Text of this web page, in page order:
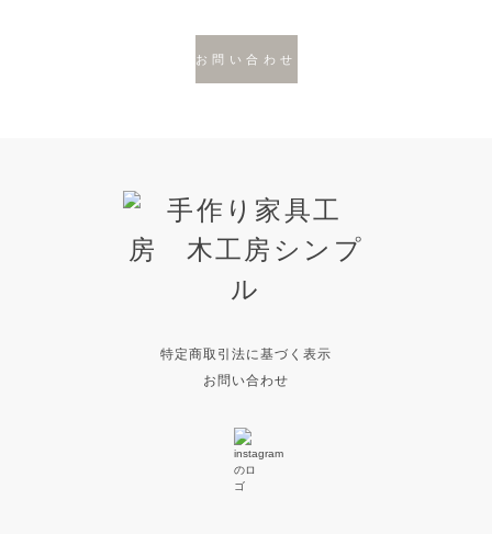
お問い合わせ
特定商取引法に基づく表示
お問い合わせ